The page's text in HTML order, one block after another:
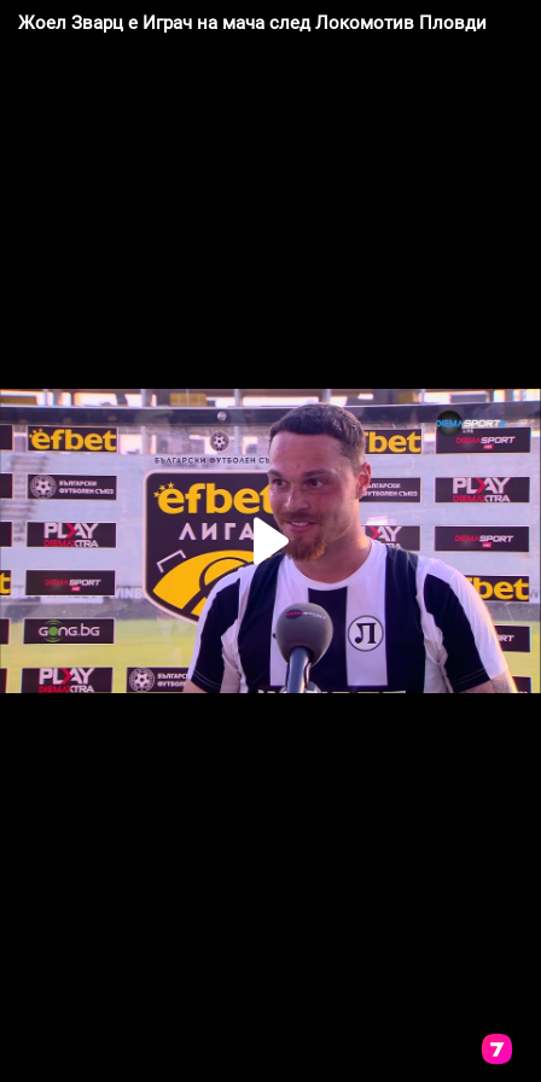
Жоел Зварц е Играч на мача след Локомотив Пловдив -